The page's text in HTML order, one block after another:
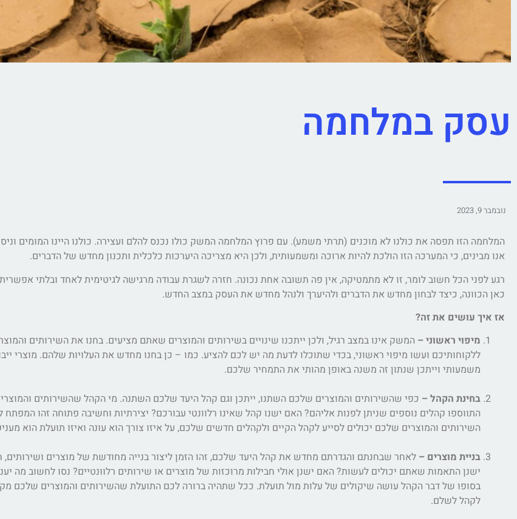
עסק במלחמה
נובמבר 9, 2023
המלחמה הזו תפסה את כולנו לא מוכנים (תרתי משמע). עם פרוץ המלחמה המשק כולו נכנס להלם ועצירה. כולנו היינו המומים
אנו מבינים, כי המערכה הזו הולכת להיות ארוכה ומשמעותית, ולכן היא מצריכה היערכות כלכלית ותכנון מחדש של הדברים.
רגע לפני הכל חשוב לומר, זו לא מתמטיקה, אין פה תשובה אחת נכונה. חזרה לשגרת עבודה מרגישה לגיטימית לאחד ובלתי אפשרית
כאן הכוונה, כיצד לבחון מחדש את הדברים ולהיערך ולנהל מחדש את העסק במצב החדש.
אז איך עושים את זה?
מיפוי ראשוני – המשק אינו במצב רגיל, ולכן ייתכנו שינויים בשירותים והמוצרים שאתם מציעים. בחנו את השירותים
ללקוחותיכם ועשו מיפוי ראשוני, בכדי שתוכלו לדעת מה יש לכם להציע. כמו – כן בחנו מחדש את העלויות שלהם. מוצרי
משמעותי וייתכן שנתון זה משנה באופן מהותי את התמחיר שלכם.
בחינת הקהל – כפי שהשירותים והמוצרים שלכם השתנו, ייתכן וגם קהל היעד שלכם השתנה. מי הקהל שהשירותים
התווספו קהלים נוספים שניתן לפנות אליהם? האם ישנו קהל שאינו רלוונטי עבורכם? יצירתיות וחשיבה פתוחה זהו
השירותים והמוצרים שלכם יכולים לסייע לקהל הקיים ולקהלים חדשים שלכם, על איזו צורך הוא עונה ואיזו תועלת הוא
בניית מוצרים – לאחר שבחנתם והגדרתם מחדש את קהל היעד שלכם, זהו הזמן ליצור בנייה מחודשת של מוצרים
ישנן התאמות שאתם יכולים לעשות? האם ישנן אולי חבילות מרוכזות של מוצרים או שירותים רלוונטיים? נסו לחשוב מה
בסופו של דבר הקהל עושה שיקולים של עלות מול תועלת. ככל שתהיה ברורה לכם התועלת שהשירותים והמוצרים שלכם
לקהל לשלם.